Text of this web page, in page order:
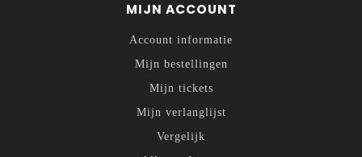
MIJN ACCOUNT
Account informatie
Mijn bestellingen
Mijn tickets
Mijn verlanglijst
Vergelijk